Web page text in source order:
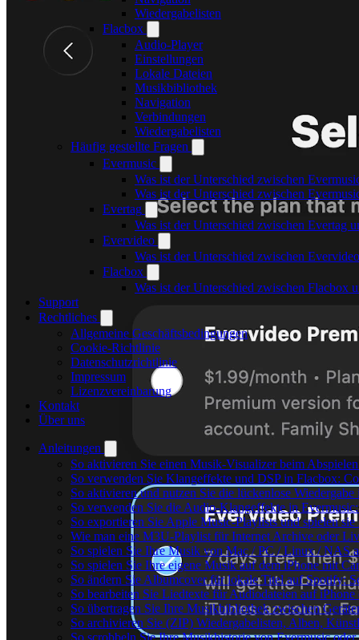
Wiedergabelisten
Flacbox
Audio-Player
Einstellungen
Lokale Dateien
Musikbibliothek
Navigation
Verbindungen
Wiedergabelisten
Häufig gestellte Fragen
Evermusic
Was ist der Unterschied zwischen
Was ist der Unterschied zwischen
Evertag
Was ist der Unterschied zwischen Evertag
Evervideo
Was ist der Unterschied zwischen
Flacbox
Was ist der Unterschied zwischen Flacbox
Support
Rechtliches
Allgemeine Geschäftsbedingungen
Cookie-Richtlinie
Datenschutzrichtlinie
Impressum
Lizenzvereinbarung
Kontakt
Über uns
Anleitungen
So aktivieren Sie einen Musik-Visualizer beim
So verwenden Sie Klangeffekte und DSP in Flacbox:
So aktivieren und nutzen Sie die lückenlose
So verwenden Sie die Audio-Klangeffekte in
So exportieren Sie Apple Music-Playlists und spielen
Wie man eine M3U-Playlist für Internet Archive oder
So spielen Sie Ihre Musik von Mac / PC / Linux / NAS
So spielen Sie Ihre eigene Musik auf dem iPhone mit
So ändern Sie Albumcover für lokale Titel auf Spotify:
So bearbeiten Sie Liedtexte für Audiodateien auf
So übertragen Sie Ihre Musikbibliothek zwischen
So archivieren Sie (ZIP) Wiedergabelisten, Alben,
So scrobbeln Sie Ihre Musikhistorie von Evermusic